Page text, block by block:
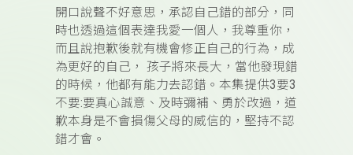
開口說聲不好意思，承認自己錯的部分，同
時也透過這個表達我愛一個人，我尊重你，
而且說抱歉後就有機會修正自己的行為，成
為更好的自己，
孩子將來長大，當他發現錯
的時候，他都有能力去認錯。本集提供3要3
不要:要真心誠意、及時彌補、勇於改過，道
歉本身是不會損傷父母的威信的，堅持不認
錯才會。